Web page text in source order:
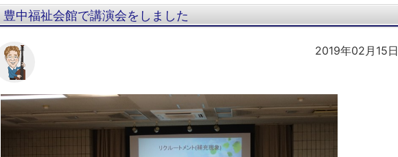
豊中福祉会館で講演会をしました
2019年02月15日